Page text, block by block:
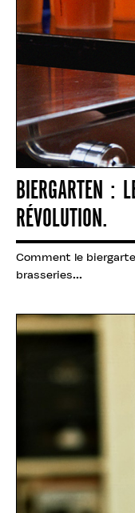
BIERGARTEN :
RÉVOLUTION.
Comment le
brasseries...